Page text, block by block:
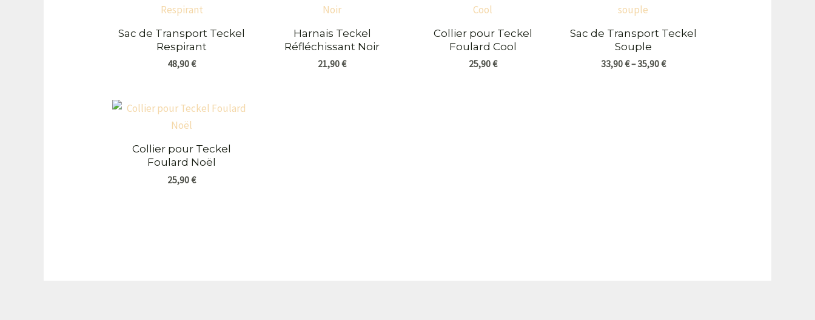
Sac de Transport Teckel
Respirant
48,90€
Harnais Teckel
Réfléchissant Noir
21,90€
Collier pour Teckel
Foulard Cool
25,90€
Sac de Transport Teckel
Souple
33,90€–35,90€
Collier pour Teckel
Foulard Noël
25,90€